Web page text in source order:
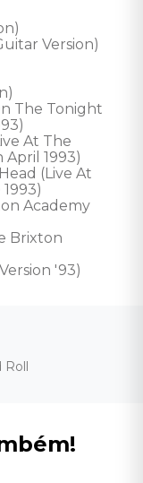
Version)
The Tonight
At The
April 1993)
(Live At
Academy
Brixton
'93)
Roll